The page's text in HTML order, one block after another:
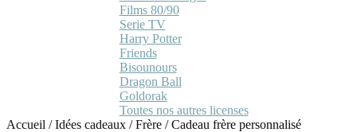
Films 80/90
Serie TV
Harry Potter
Friends
Bisounours
Dragon Ball
Goldorak
Toutes nos autres licenses
Accueil /Idées cadeaux /Frère /Cadeau frère personnalisé